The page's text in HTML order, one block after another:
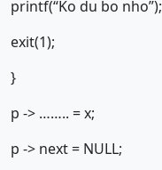
printf(“Ko du bo nho”);
exit(1);
}
p -> …….. = x;
p -> next = NULL;